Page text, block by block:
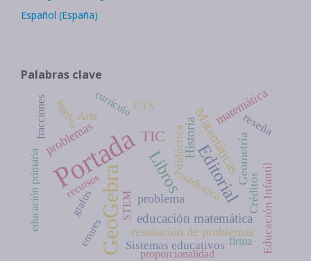
Español (España)
Palabras clave
Portada
GeoGebra Editorial
Libros
TIC Matemáticas
educación matemática
Historia
matemática
resolución de problemas
problema
Geometría
problemas
estadística
reseña
CréditosEducación Infantil
didáctica
Sistemas educativos
educación primaria STEM
álgebra
errores
firma
proporcionalidad
Arte
fracciones currículo
recursos
CTS
grafos